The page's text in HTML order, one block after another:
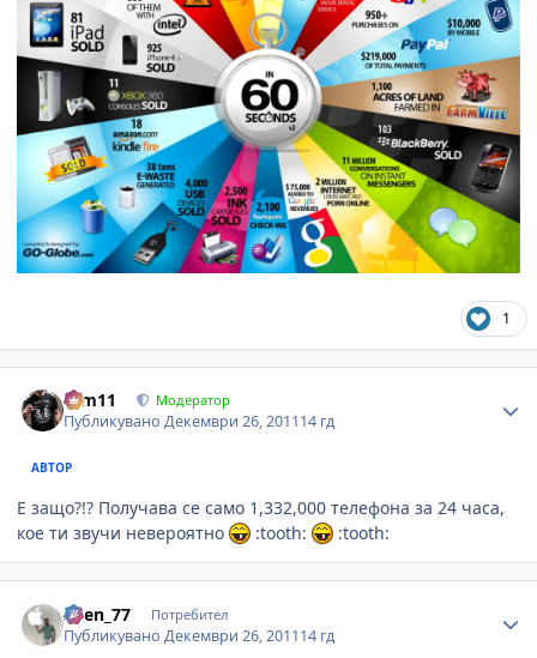
1
arm11 Модератор
ПубликуваноДекември 26, 201114 гд
АВТОР
Е защо?!? Получава се само 1,332,000 телефона за 24 часа,
кое ти звучи невероятно
:tooth: :tooth:
Asen_77 Потребител
ПубликуваноДекември 26, 201114 гд